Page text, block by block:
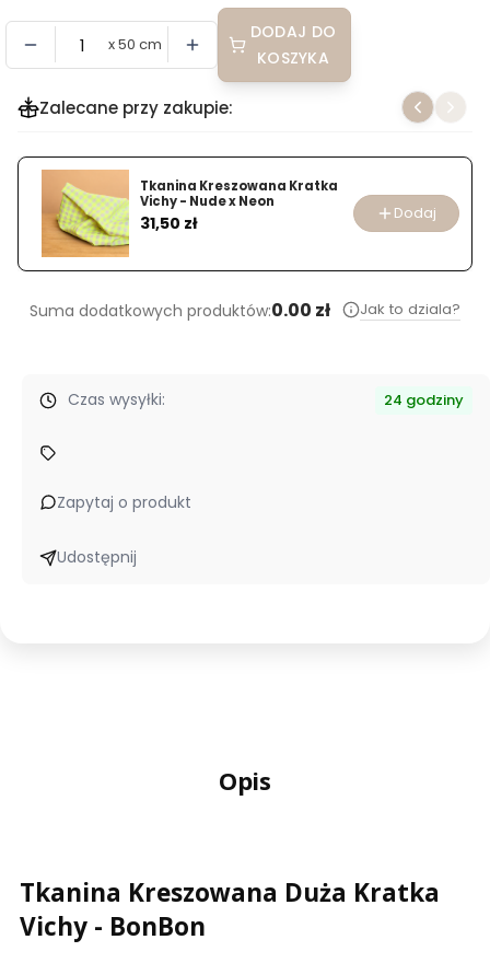
x 50 cm
DODAJ DO
KOSZYKA
Zalecane przy zakupie:
Tkanina Kreszowana Kratka
Vichy - Nude x Neon
Cena
31,50 zł Dodaj
Suma dodatkowych produktów:0.00 zł Jak to dziala?
Czas wysyłki: 24 godziny
Zapytaj o produkt
Udostępnij
Opis
Tkanina Kreszowana Duża Kratka
Vichy - BonBon